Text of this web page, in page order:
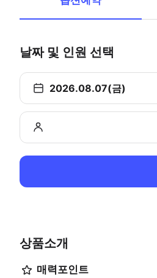
날짜 및 인원 선택
2026.08.07(금)
상품소개
매력포인트